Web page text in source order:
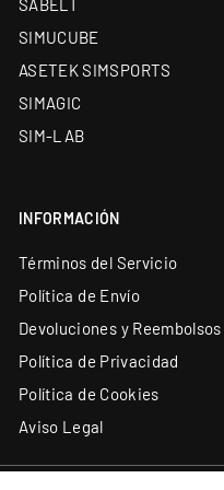
SABELT
SIMUCUBE
ASETEK SIMSPORTS
SIMAGIC
SIM-LAB
INFORMACIÓN
Términos del Servicio
Política de Envío
Devoluciones y Reembolsos
Política de Privacidad
Política de Cookies
Aviso Legal